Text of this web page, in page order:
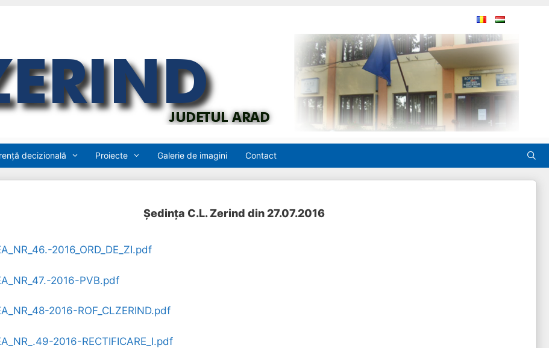
decizională Proiecte Galerie de imagini Contact
Ședința C.L. Zerind din 27.07.2016
2016_ORD_DE_ZI.pdf
2016-PVB.pdf
2016-ROF_CLZERIND.pdf
2016-RECTIFICARE_I.pdf